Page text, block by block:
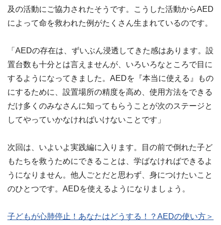
及の活動にご協力されたそうです。こうした活動からAED
によって命を救われた例がたくさん生まれているのです。
「AEDの存在は、ずいぶん浸透してきた感はあります。設
置台数も十分とは言えませんが、いろいろなところで目に
するようになってきました。AEDを『本当に使える』もの
にするために、設置場所の精度を高め、使用方法をできる
だけ多くのみなさんに知ってもらうことが次のステージと
してやっていかなければいけないことです」
次回は、いよいよ実践編に入ります。目の前で倒れた子ど
もたちを救うためにできることは、学ばなければできるよ
うになりません。他人ごとだと思わず、身につけたいこと
のひとつです。AEDを使えるようになりましょう。
子どもが心肺停止！あなたはどうする！？AEDの使い方＞